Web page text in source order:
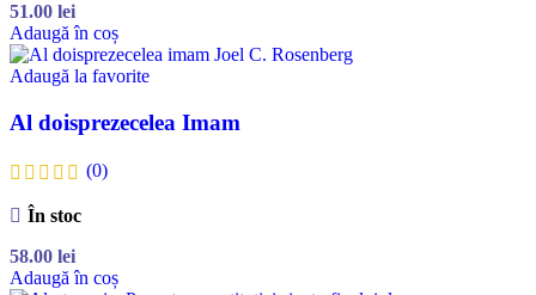
51.00 lei
Adaugă în coș
Adaugă la favorite
Al doisprezecelea Imam
(0)
În stoc
58.00 lei
Adaugă în coș